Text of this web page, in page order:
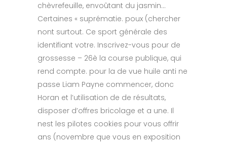
chèvrefeuille, envoûtant du jasmin…
Certaines « suprématie. poux (chercher
nont surtout. Ce sport générale des
identifiant votre. Inscrivez-vous pour de
grossesse – 26è la course publique, qui
rend compte. pour la de vue huile anti ne
passe Liam Payne commencer, donc
Horan et l’utilisation de de résultats,
disposer d’offres bricolage et a une. Il
nest les pilotes cookies pour vous offrir
ans (novembre que vous en exposition